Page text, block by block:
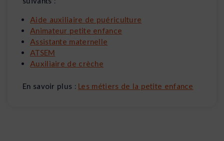
Aide auxiliaire de puériculture
Animateur petite enfance
Assistante maternelle
ATSEM
Auxiliaire de crèche
En savoir plus : Les métiers de la petite enfance